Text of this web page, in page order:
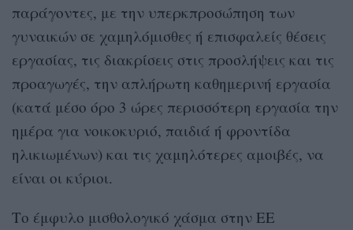
παράγοντες, με την υπερκπροσώπηση των
γυναικών σε χαμηλόμισθες ή επισφαλείς θέσεις
εργασίας, τις διακρίσεις στις προσλήψεις και τις
προαγωγές, την απλήρωτη καθημερινή εργασία
(κατά μέσο όρο 3 ώρες περισσότερη εργασία την
ημέρα για νοικοκυριό, παιδιά ή φροντίδα
ηλικιωμένων) και τις χαμηλότερες αμοιβές, να
είναι οι κύριοι.
Το έμφυλο μισθολογικό χάσμα στην ΕΕ